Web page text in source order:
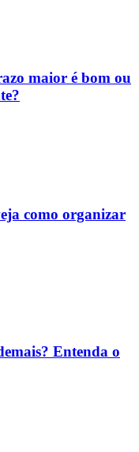
maior é bom ou
como organizar
Entenda o